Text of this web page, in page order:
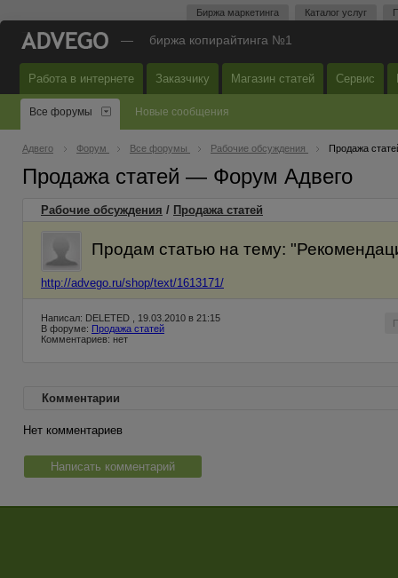
Биржа маркетинга Каталог услуг
— биржа копирайтинга №1
Работа в интернете Заказчику Магазин статей Сервис
Все форумы Новые сообщения
Адвего Форум Все форумы Рабочие обсуждения Продажа
Продажа статей — Форум Адвего
Рабочие обсуждения / Продажа статей
Продам статью на тему:
http://advego.ru/shop/text/1613171/
Написал: DELETED , 19.03.2010 в 21:15
В форуме: Продажа статей
Комментариев: нет
Комментарии
Нет комментариев
Написать комментарий